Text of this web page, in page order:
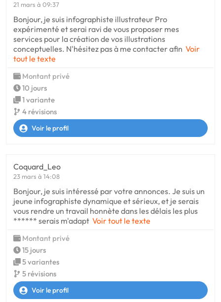
21 mars à 09:37
Bonjour, je suis infographiste illustrateur Pro
expérimenté et serai ravi de vous proposer mes
services pour la création de vos illustrations
conceptuelles. N'hésitez pas à me contacter afin Voir
tout le texte
Montant privé
10 jours
1 variante
4 révisions
Voir le profil
Coquard_Leo
23 mars à 14:08
Bonjour, je suis intéressé par votre annonces. Je suis un
jeune infographiste dynamique et sérieux, et je serais
vous rendre un travail honnète dans les délais les plus
****** serais m'adapt Voir tout le texte
Montant privé
15 jours
5 variantes
5 révisions
Voir le profil